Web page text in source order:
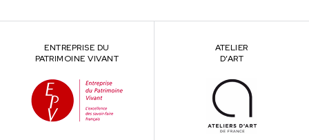
ENTREPRISE DU
PATRIMOINE VIVANT
ATELIER
D’ART